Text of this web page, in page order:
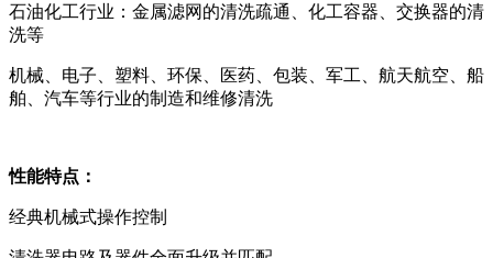
石油化工行业：金属滤网的清洗疏通、化工容器、交换器的清
洗等
机械、电子、塑料、环保、医药、包装、军工、航天航空、船
舶、汽车等行业的制造和维修清洗
性能特点：
经典机械式操作控制